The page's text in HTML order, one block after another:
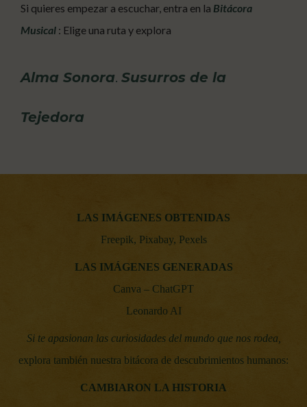
Si quieres empezar a escuchar, entra en la Bitácora
Musical : Elige una ruta y explora
Alma Sonora. Susurros de la
Tejedora
LAS IMÁGENES OBTENIDAS
Freepik, Pixabay, Pexels
LAS IMÁGENES GENERADAS
Canva – ChatGPT
Leonardo AI
Si te apasionan las curiosidades del mundo que nos rodea,
explora también nuestra bitácora de descubrimientos humanos:
CAMBIARON LA HISTORIA